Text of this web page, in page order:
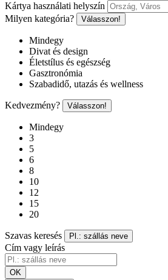
Kártya használati helyszín
Milyen kategória?
Válasszon!
Mindegy
Divat és design
Életstílus és egészség
Gasztronómia
Szabadidő, utazás és wellness
Kedvezmény? Válasszon!
Mindegy
3
5
6
8
10
12
15
20
Szavas keresés Pl.: szállás neve
Cím vagy leírás
OK